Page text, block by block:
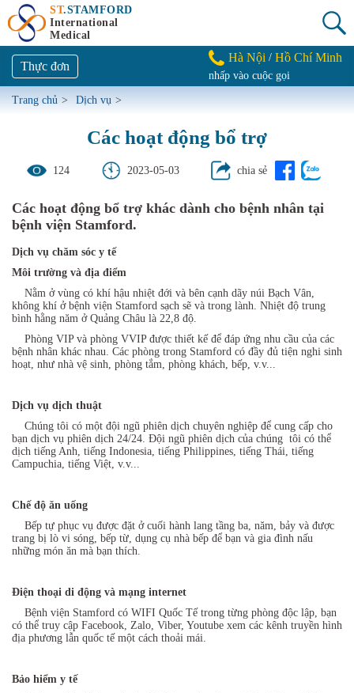
ST.STAMFORD
International
Medical
Thực đơn
Hà Nội / Hồ Chí Minh
nhấp vào cuộc gọi
Trang chủ > Dịch vụ >
Các hoạt động bổ trợ
124 2023-05-03 chia sẻ
Các hoạt động bổ trợ khác dành cho bệnh nhân tại
bệnh viện Stamford.
Dịch vụ chăm sóc y tế
Môi trường và địa điểm
Nằm ở vùng có khí hậu nhiệt đới và bên cạnh dãy núi Bạch Vân,
không khí ở bệnh viện Stamford sạch sẽ và trong lành. Nhiệt độ trung
bình hằng năm ở Quảng Châu là 22,8 độ.
Phòng VIP và phòng VVIP được thiết kế để đáp ứng nhu cầu của các
bệnh nhân khác nhau. Các phòng trong Stamford có đầy đủ tiện nghi sinh
hoạt, như nhà vệ sinh, phòng tắm, phòng khách, bếp, v.v...
Dịch vụ dịch thuật
Chúng tôi có một đội ngũ phiên dịch chuyên nghiệp để cung cấp cho
bạn dịch vụ phiên dịch 24/24. Đội ngũ phiên dịch của chúng tôi có thể
dịch tiếng Anh, tiếng Indonesia, tiếng Philippines, tiếng Thái, tiếng
Campuchia, tiếng Việt, v.v...
Chế độ ăn uống
Bếp tự phục vụ được đặt ở cuối hành lang tầng ba, năm, bảy và được
trang bị lò vi sóng, bếp từ, dụng cụ nhà bếp để bạn và gia đình nấu
những món ăn mà bạn thích.
Điện thoại di động và mạng internet
Bệnh viện Stamford có WIFI Quốc Tế trong từng phòng độc lập, bạn
có thể truy cập Facebook, Zalo, Viber, Youtube xem các kênh truyền hình
địa phương lẫn quốc tế một cách thoải mái.
Bảo hiểm y tế